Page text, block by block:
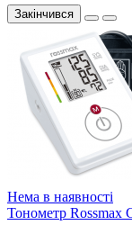
Закінчився
Нема в наявності
Тонометр Rossmax